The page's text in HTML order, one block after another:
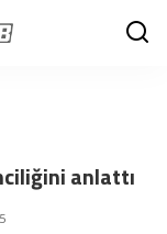
anlattı